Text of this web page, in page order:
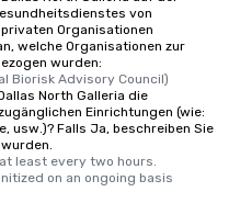
von
Organisationen
welche Organisationen zur
wurden:
Biorisk Advisory Council)
North Galleria die
Einrichtungen (wie:
usw.)? Falls Ja, beschreiben Sie
least every two hours.
on an ongoing basis